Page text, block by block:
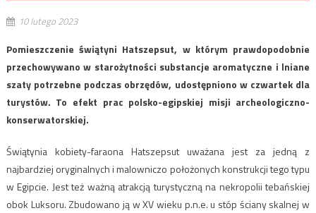
10 lutego 2023
Pomieszczenie świątyni Hatszepsut, w którym prawdopodobnie
przechowywano w starożytności substancje aromatyczne i lniane
szaty potrzebne podczas obrzędów, udostępniono w czwartek dla
turystów. To efekt prac polsko-egipskiej misji archeologiczno-
konserwatorskiej.
Świątynia kobiety-faraona Hatszepsut uważana jest za jedną z
najbardziej oryginalnych i malowniczo położonych konstrukcji tego typu
w Egipcie. Jest też ważną atrakcją turystyczną na nekropolii tebańskiej
obok Luksoru. Zbudowano ją w XV wieku p.n.e. u stóp ściany skalnej w